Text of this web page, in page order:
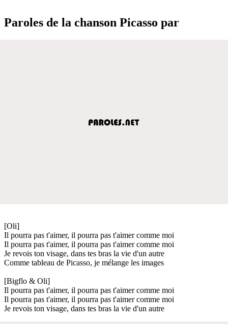
Paroles de la chanson Picasso par
[Oli]
Il pourra pas t'aimer, il pourra pas t'aimer comme moi
Il pourra pas t'aimer, il pourra pas t'aimer comme moi
Je revois ton visage, dans tes bras la vie d'un autre
Comme tableau de Picasso, je mélange les images
[Bigflo & Oli]
Il pourra pas t'aimer, il pourra pas t'aimer comme moi
Il pourra pas t'aimer, il pourra pas t'aimer comme moi
Je revois ton visage, dans tes bras la vie d'un autre